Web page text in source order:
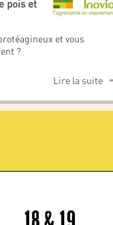
pois et
et vous
?
Lire la suite